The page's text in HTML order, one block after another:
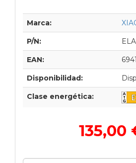
Marca:
P/N:
EAN:
Disponibilidad:
Clase energética:
135,00